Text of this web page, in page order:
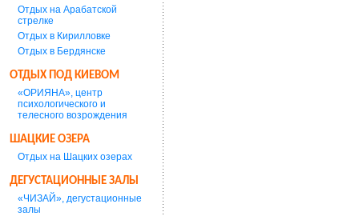
Отдых на Арабатской
стрелке
Отдых в Кирилловке
Отдых в Бердянске
ОТДЫХ ПОД КИЕВОМ
«ОРИЯНА», центр
психологического и
телесного возрождения
ШАЦКИЕ ОЗЕРА
Отдых на Шацких озерах
ДЕГУСТАЦИОННЫЕ ЗАЛЫ
«ЧИЗАЙ», дегустационные
залы